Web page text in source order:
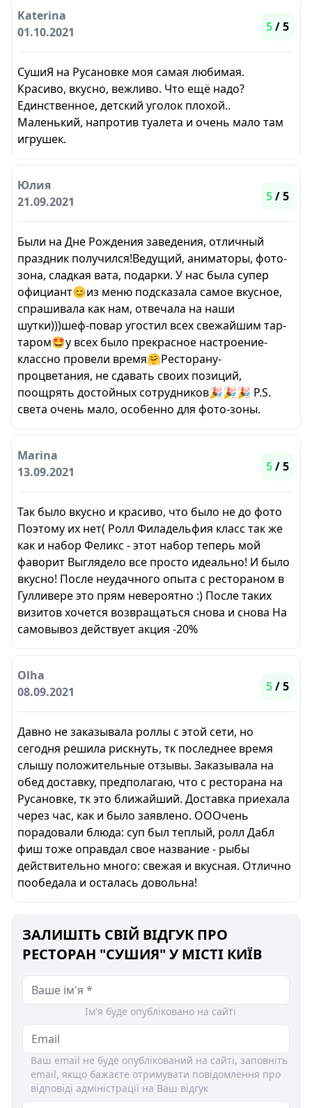
Katerina
01.10.2021
5/ 5
СушиЯ на Русановке моя самая любимая.
Красиво, вкусно, вежливо. Что ещё надо?
Единственное, детский уголок плохой..
Маленький, напротив туалета и очень мало там
игрушек.
Юлия
21.09.2021
5/ 5
Были на Дне Рождения заведения, отличный
праздник получился!Ведущий, аниматоры, фото-
зона, сладкая вата, подарки. У нас была супер
официант😊из меню подсказала самое вкусное,
спрашивала как нам, отвечала на наши
шутки)))шеф-повар угостил всех свежайшим тар-
таром🤩у всех было прекрасное настроение-
классно провели время🤗Ресторану-
процветания, не сдавать своих позиций,
поощрять достойных сотрудников🎉🎉🎉 P.S.
света очень мало, особенно для фото-зоны.
Marina
13.09.2021
5/ 5
Так было вкусно и красиво, что было не до фото
Поэтому их нет( Ролл Филадельфия класс так же
как и набор Феликс - этот набор теперь мой
фаворит Выглядело все просто идеально! И было
вкусно! После неудачного опыта с рестораном в
Гулливере это прям невероятно :) После таких
визитов хочется возвращаться снова и снова На
самовывоз действует акция -20%
Olha
08.09.2021
5/ 5
Давно не заказывала роллы с этой сети, но
сегодня решила рискнуть, тк последнее время
слышу положительные отзывы. Заказывала на
обед доставку, предполагаю, что с ресторана на
Русановке, тк это ближайший. Доставка приехала
через час, как и было заявлено. ОООчень
порадовали блюда: суп был теплый, ролл Дабл
фиш тоже оправдал свое название - рыбы
действительно много: свежая и вкусная. Отлично
пообедала и осталась довольна!
ЗАЛИШІТЬ СВІЙ ВІДГУК ПРО
РЕСТОРАН "СУШИЯ" У МІСТІ КИЇВ
Ім'я буде опубліковано на сайті
Ваш email не буде опублікований на сайті, заповніть
email, якщо бажаєте отримувати повідомлення про
відповіді адміністрації на Ваш відгук